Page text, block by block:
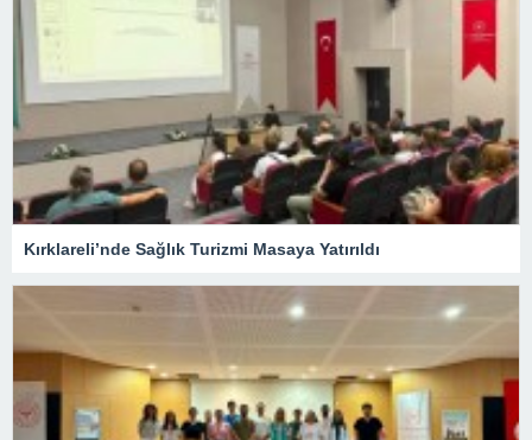
Kırklareli’nde Sağlık Turizmi Masaya Yatırıldı